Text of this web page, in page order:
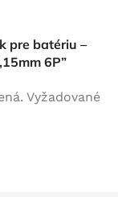
pre batériu –
6P”
Vyžadované